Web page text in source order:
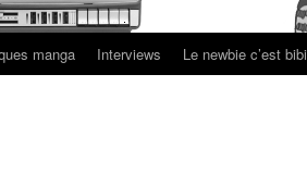
manga Interviews Le newbie c’est bibi